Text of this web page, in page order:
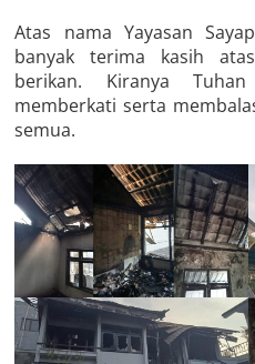
Atas nama Yayasan
banyak terima kasih
berikan. Kiranya
memberkati serta
semua.